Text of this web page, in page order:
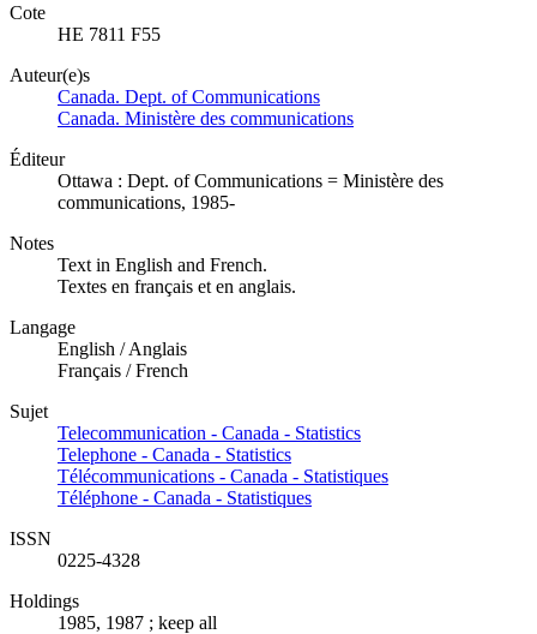
Cote
HE 7811 F55
Auteur(e)s
Canada. Dept. of Communications
Canada. Ministère des communications
Éditeur
Ottawa : Dept. of Communications = Ministère des
communications, 1985-
Notes
Text in English and French.
Textes en français et en anglais.
Langage
English / Anglais
Français / French
Sujet
Telecommunication - Canada - Statistics
Telephone - Canada - Statistics
Télécommunications - Canada - Statistiques
Téléphone - Canada - Statistiques
ISSN
0225-4328
Holdings
1985, 1987 ; keep all